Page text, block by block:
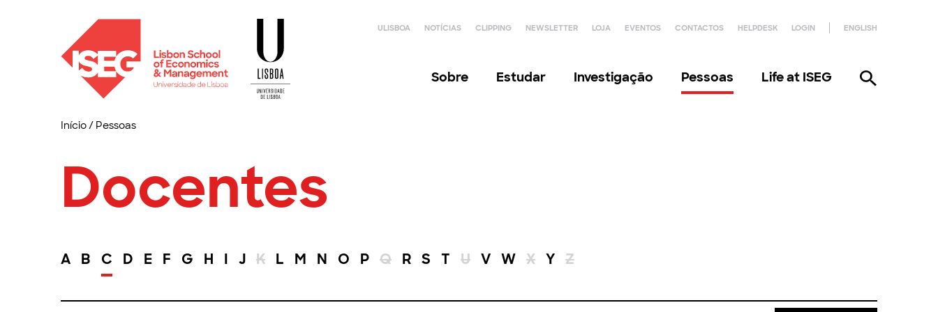
ULISBOA NOTÍCIAS CLIPPING NEWSLETTER LOJA EVENTOS CONTACTOS HELPDESK LOGIN ENGLISH
Sobre Estudar Investigação Pessoas Life at ISEG
Início/ Pessoas
Docentes
A B C D E F G H I J K L M N O P Q R S T U V W X Y Z